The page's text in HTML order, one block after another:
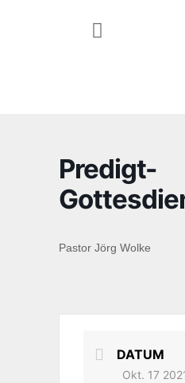
Predigt-
Pastor Jörg Wolke
DATUM
Okt. 17